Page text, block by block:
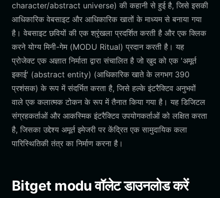
character/abstract universe) की कहानी से हुई है, जिसे इसकी
आधिकारिक वेबसाइट और आधिकारिक खातों के माध्यम से बनाया गया
है। वेबसाइट छवियों की एक श्रृंखला प्रदर्शित करती है और एक क्लिक
करने योग्य मिनी-गेम (MODU Ritual) प्रदान करती है। यह
प्रोजेक्ट एक अज्ञात निर्माता द्वारा संचालित है जो खुद को एक 'अमूर्त
इकाई' (abstract entity) (आधिकारिक खाते के लगभग 390
प्रशंसक) के रूप में संदर्भित करता है, जिसे हल्के इंटरैक्टिव अनुभवों
वाले एक कलात्मक टोकन के रूप में तैनात किया गया है। यह डिजिटल
संग्रहकर्ताओं और आकस्मिक इंटरैक्टिव उपयोगकर्ताओं को लक्षित करता
है, जिसका उद्देश्य अमूर्त इमेजरी पर केंद्रित एक सामुदायिक कला
पारिस्थितिकी तंत्र का निर्माण करना है।
Bitget modu वॉलेट डाउनलोड करें